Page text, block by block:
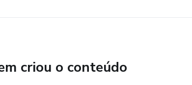
criou o conteúdo